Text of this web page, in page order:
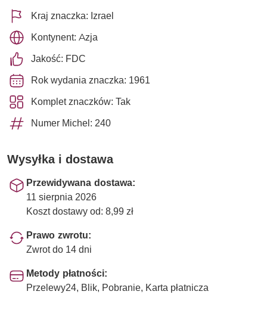
Kraj znaczka: Izrael
Kontynent: Azja
Jakość: FDC
Rok wydania znaczka: 1961
Komplet znaczków: Tak
Numer Michel: 240
Wysyłka i dostawa
Przewidywana dostawa:
11 sierpnia 2026
Koszt dostawy od: 8,99 zł
Prawo zwrotu:
Zwrot do 14 dni
Metody płatności:
Przelewy24, Blik, Pobranie, Karta płatnicza